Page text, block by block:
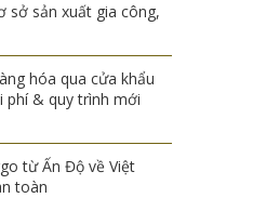
sở sản xuất gia công,
hóa qua cửa khẩu
phí & quy trình mới
từ Ấn Độ về Việt
toàn